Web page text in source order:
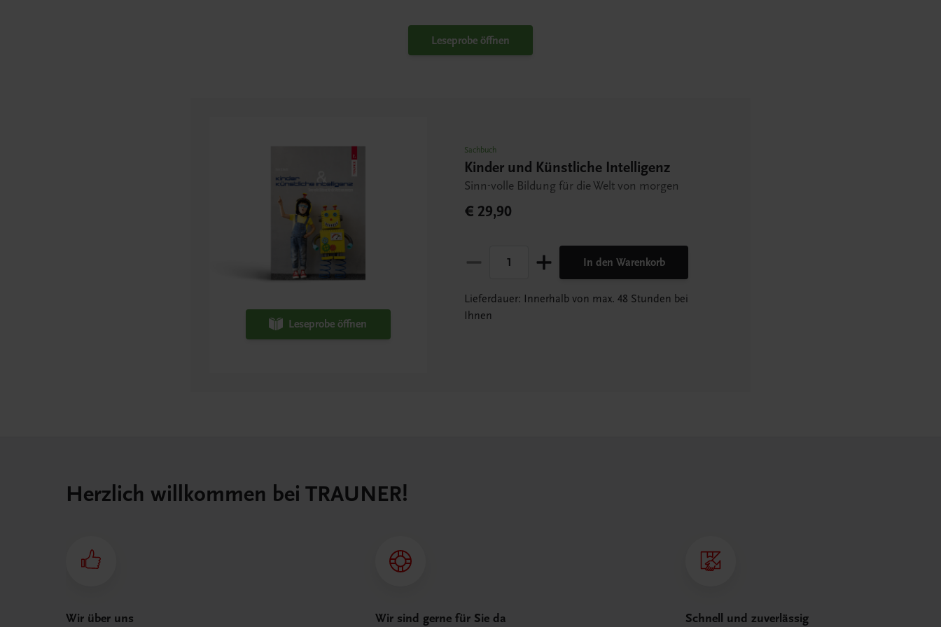
Leseprobe öffnen
Leseprobe öffnen
Sachbuch
Kinder und Künstliche Intelligenz
Sinn-volle Bildung für die Welt von morgen
€ 29,90
In den Warenkorb
Lieferdauer: Innerhalb von max. 48 Stunden bei
Ihnen
Herzlich willkommen bei TRAUNER!
Wir über uns Wir sind gerne für Sie da Schnell und zuverlässig